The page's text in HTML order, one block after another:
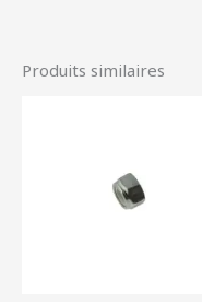
Produits similaires